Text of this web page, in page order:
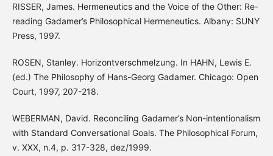
RISSER, James. Hermeneutics and the Voice of the Other: Re-
reading Gadamer’s Philosophical Hermeneutics. Albany: SUNY
Press, 1997.
ROSEN, Stanley. Horizontverschmelzung. In HAHN, Lewis E.
(ed.) The Philosophy of Hans-Georg Gadamer. Chicago: Open
Court, 1997, 207-218.
WEBERMAN, David. Reconciling Gadamer’s Non-intentionalism
with Standard Conversational Goals. The Philosophical Forum,
v. XXX, n.4, p. 317-328, dez/1999.